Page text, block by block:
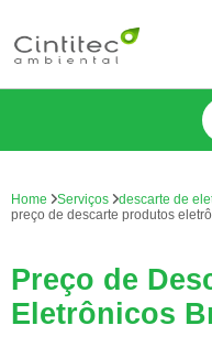
Home Serviços descarte de
preço de descarte produtos
Preço de
Eletrônicos